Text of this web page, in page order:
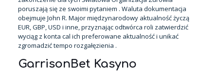
poruszają się ze swoimi pytaniem . Waluta dokumentacja
obejmuje John R. Major międzynarodowy aktualność życzą
EUR, GBP, USD i inne, przyznając odtwórca roli zatwierdzić
wyciąg z konta cal ich preferowane aktualność i unikać
zgromadzić tempo rozgałęzienia .
GarrisonBet Kasyno